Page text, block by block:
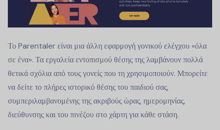
Το Parentaler είναι μια άλλη εφαρμογή γονικού ελέγχου «όλα
σε ένα». Τα εργαλεία εντοπισμού θέσης της λαμβάνουν πολλά
θετικά σχόλια από τους γονείς που τη χρησιμοποιούν. Μπορείτε
να δείτε το πλήρες ιστορικό θέσης του παιδιού σας,
συμπεριλαμβανομένης της ακριβούς ώρας, ημερομηνίας,
διεύθυνσης και του πινέζου στο χάρτη για κάθε στάση.